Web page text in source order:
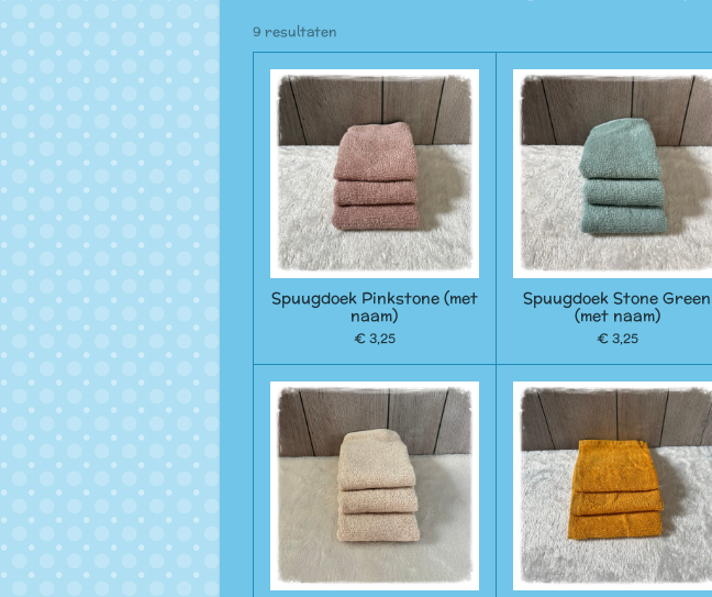
9 resultaten
Spuugdoek Pinkstone (met
naam)
€ 3,25
Spuugdoek Stone Green
(met naam)
€ 3,25